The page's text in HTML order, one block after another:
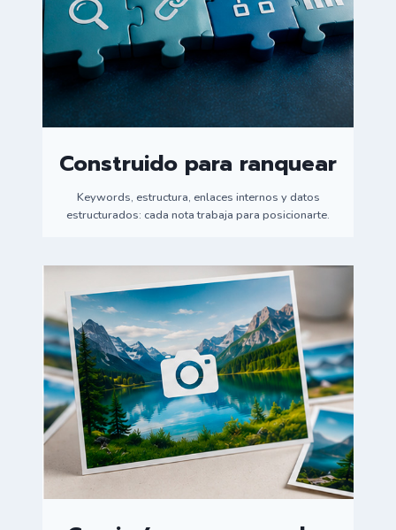
Construido para ranquear
Keywords, estructura, enlaces internos y datos
estructurados: cada nota trabaja para posicionarte.